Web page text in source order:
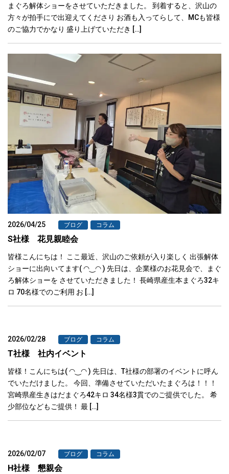
まぐろ解体ショーをさせていただきました。 到着すると、沢山の
方々が拍手にで出迎えてくださり お酒も入ってらして、MCも皆様
のご協力でかなり 盛り上げていただき […]
2026/04/25 ブログ コラム
S社様 花見親睦会
皆様こんにちは！ ここ最近、沢山のご依頼が入り楽しく 出張解体
ショーに出向いてます( ◠‿◠ ) 先日は、企業様のお花見会で、まぐ
ろ解体ショーを させていただきました！ 長崎県産生本まぐろ32キ
ロ 70名様でのご利用 お […]
2026/02/28 ブログ コラム
T社様 社内イベント
皆様！こんにちは( ◠‿◠ ) 先日は、T社様の部署のイベントに呼ん
でいただけました。 今回、準備させていただいたまぐろは！！！
宮崎県産生きはだまぐろ42キロ 34名様3貫でのご提供でした。 希
少部位などもご提供！ 最 […]
2026/02/07 ブログ コラム
H社様 懇親会